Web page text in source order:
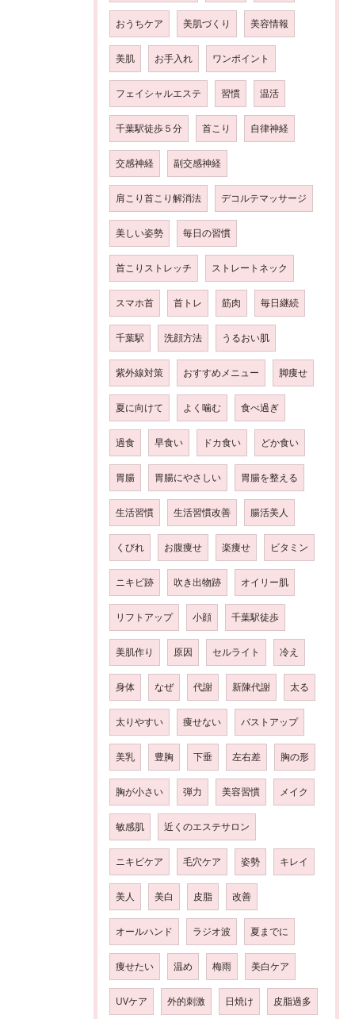
おうちケア 美肌づくり 美容情報
美肌 お手入れ ワンポイント
フェイシャルエステ 習慣 温活
千葉駅徒歩５分 首こり 自律神経
交感神経 副交感神経
肩こり首こり解消法 デコルテマッサージ
美しい姿勢 毎日の習慣
首こりストレッチ ストレートネック
スマホ首 首トレ 筋肉 毎日継続
千葉駅 洗顔方法 うるおい肌
紫外線対策 おすすめメニュー 脚痩せ
夏に向けて よく噛む 食べ過ぎ
過食 早食い ドカ食い どか食い
胃腸 胃腸にやさしい 胃腸を整える
生活習慣 生活習慣改善 腸活美人
くびれ お腹痩せ 楽痩せ ビタミン
ニキビ跡 吹き出物跡 オイリー肌
リフトアップ 小顔 千葉駅徒歩
美肌作り 原因 セルライト 冷え
身体 なぜ 代謝 新陳代謝 太る
太りやすい 痩せない バストアップ
美乳 豊胸 下垂 左右差 胸の形
胸が小さい 弾力 美容習慣 メイク
敏感肌 近くのエステサロン
ニキビケア 毛穴ケア 姿勢 キレイ
美人 美白 皮脂 改善
オールハンド ラジオ波 夏までに
痩せたい 温め 梅雨 美白ケア
UVケア 外的刺激 日焼け 皮脂過多